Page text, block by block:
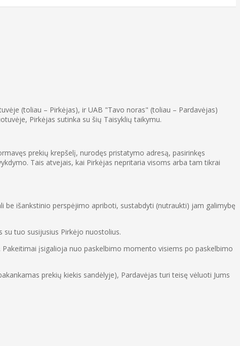
(toliau – Pirkėjas), ir UAB "Tavo noras" (toliau – Pardavėjas)
Pirkėjas sutinka su šių Taisyklių taikymu.
prekių krepšelį, nurodęs pristatymo adresą, pasirinkęs
Tais atvejais, kai Pirkėjas nepritaria visoms arba tam tikrai
be išankstinio perspėjimo apriboti, sustabdyti (nutraukti) jam galimybę
tuo susijusius Pirkėjo nuostolius.
įsigalioja nuo paskelbimo momento visiems po paskelbimo
prekių kiekis sandėlyje), Pardavėjas turi teisę vėluoti Jums